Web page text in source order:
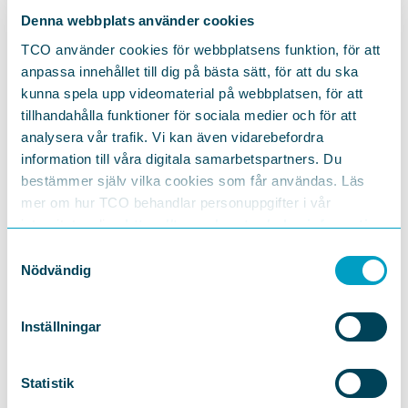
Denna webbplats använder cookies
TCO använder cookies för webbplatsens funktion, för att
anpassa innehållet till dig på bästa sätt, för att du ska
kunna spela upp videomaterial på webbplatsen, för att
tillhandahålla funktioner för sociala medier och för att
analysera vår trafik. Vi kan även vidarebefordra
information till våra digitala samarbetspartners. Du
bestämmer själv vilka cookies som får användas. Läs
mer om hur TCO behandlar personuppgifter i vår
integritetspolicyhttps://tco.se/om-tco/gdpr-information
Nödvändig
Inställningar
Statistik
Den 25 maj bjuder vi, tillsammans med Klimatval Uppsala
och Uppsala universitet,in till ett öppet seminarium
dessa förslag diskuteras. Det är ett exempel på hur den
breda samsyn som finns i samhället kan omsättas i
konkret politikutveckling.
För i grunden är problemet inte att opinionen saknar
riktning. Problemet är att den inte tas tillvara.
politiskt klimatledarskap som förmår ta fasta på det
stödet och som levererar en rättvis politik som minskar
Mikael Karlsson, docent i miljövetenskap, Uppsala